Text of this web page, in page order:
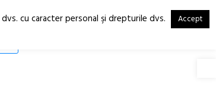
RO
EN
cu caracter personal şi drepturile dvs. Accept